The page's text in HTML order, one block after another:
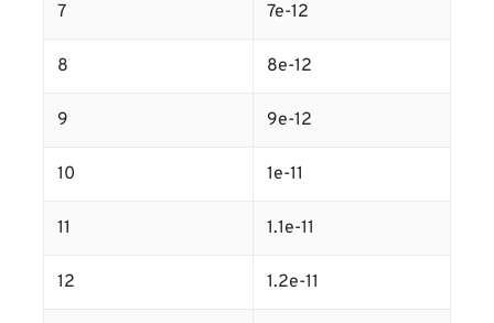
7 7e-12
8 8e-12
9 9e-12
10 1e-11
11 1.1e-11
12 1.2e-11